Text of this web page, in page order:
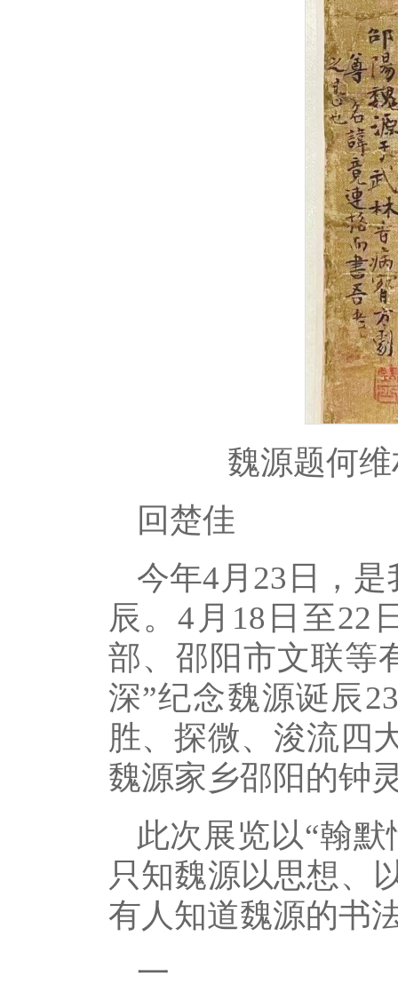
魏源题何
回楚佳
今年4月23日，
辰。4月18日至22
部、邵阳市文联等
深”纪念魏源诞辰
胜、探微、浚流四
魏源家乡邵阳的钟
此次展览以“翰
只知魏源以思想、
有人知道魏源的书
一